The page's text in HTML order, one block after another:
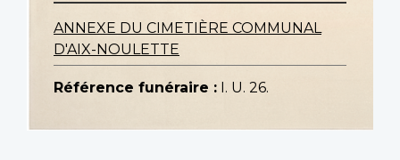
ANNEXE DU CIMETIÈRE COMMUNAL
D'AIX-NOULETTE
Référence funéraire : I. U. 26.